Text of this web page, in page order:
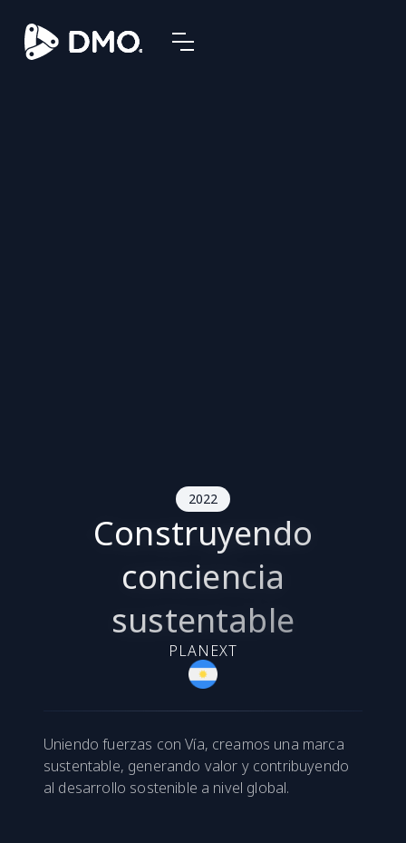
2022
Construyendo
conciencia
sustentable
PLANEXT
Uniendo fuerzas con Vía, creamos una marca
sustentable, generando valor y contribuyendo
al desarrollo sostenible a nivel global.